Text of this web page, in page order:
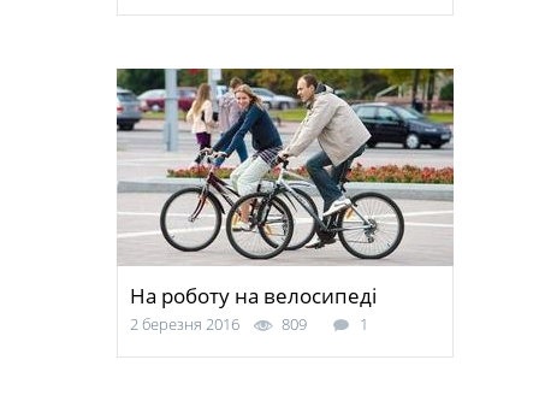
На роботу на велосипеді
2 березня 2016 809 1